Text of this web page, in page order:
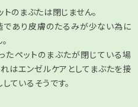
のまぶたは閉じません。
であり皮膚のたるみが少ない為に
たペットのまぶたが閉じている場
はエンゼルケアとしてまぶたを接
ているそうです。